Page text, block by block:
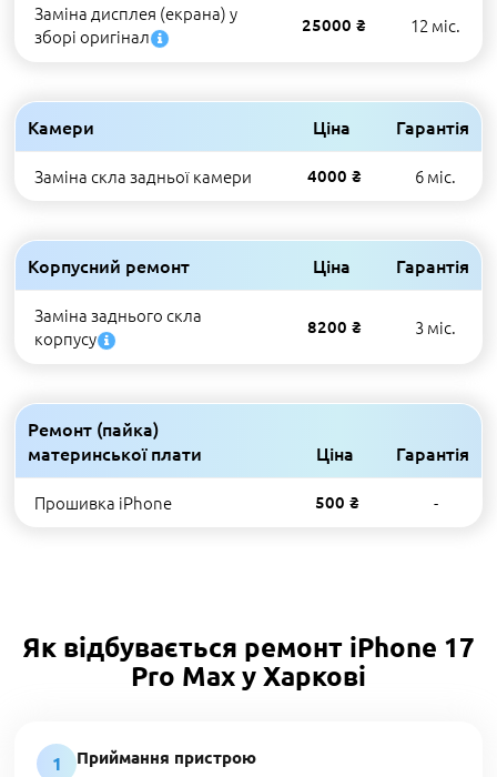
Заміна дисплея (екрана) у
зборі оригінал
25000 ₴ 12 міс.
Камери Ціна Гарантія
Заміна скла задньої камери 4000 ₴ 6 міс.
Корпусний ремонт Ціна Гарантія
Заміна заднього скла
корпусу
8200 ₴ 3 міс.
Ремонт (пайка)
материнської плати
Ціна Гарантія
Прошивка iPhone 500 ₴ -
Як відбувається ремонт iPhone 17
Pro Max у Харкові
1
Приймання пристрою